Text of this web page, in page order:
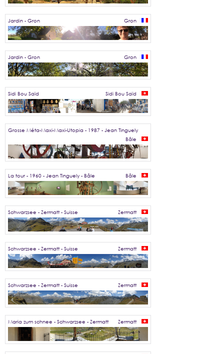
Jardin - Gron Gron
Jardin - Gron Gron
Sidi Bou Saïd Sidi Bou Saïd
Grosse Méta-Maxi-Maxi-Utopia - 1987 - Jean Tinguely
Bâle
La tour - 1960 - Jean Tinguely - Bâle Bâle
Schwarzsee - Zermatt - Suisse Zermatt
Schwarzsee - Zermatt - Suisse Zermatt
Schwarzsee - Zermatt - Suisse Zermatt
Maria zum schnee - Schwarzsee - Zermatt Zermatt